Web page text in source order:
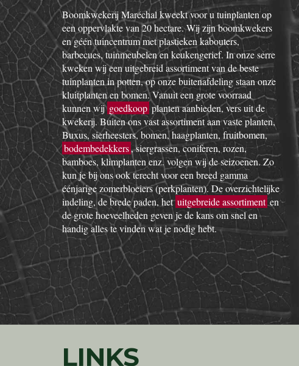
Boomkwekerij Maréchal kweekt voor u tuinplanten op
een oppervlakte van 20 hectare. Wij zijn boomkwekers
en géén tuincentrum met plastieken kabouters,
barbecues, tuinmeubelen en keukengerief. In onze serre
kweken wij een uitgebreid assortiment van de beste
tuinplanten in potten, op onze buitenafdeling staan onze
kluitplanten en bomen. Vanuit een grote voorraad
kunnen wijgoedkoopplanten aanbieden, vers uit de
kwekerij. Buiten ons vast assortiment aan vaste planten,
Buxus, sierheesters, bomen, haagplanten, fruitbomen,
bodembedekkers, siergrassen, coniferen, rozen,
bamboes, klimplanten enz. volgen wij de seizoenen. Zo
kun je bij ons ook terecht voor een breed gamma
éénjarige zomerbloeiers (perkplanten). De overzichtelijke
indeling, de brede paden, hetuitgebreide assortiment en
de grote hoeveelheden geven je de kans om snel en
handig alles te vinden wat je nodig hebt.
LINKS